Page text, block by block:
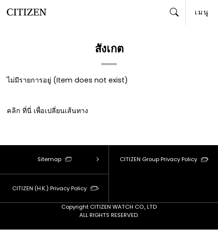
เมนู
สังเกต
ไม่มีรายการอยู่ (Item does not exist)
คลิก ที่นี่ เพื่อเปลี่ยนเส้นทาง
Sitemap CITIZEN Group Privacy Policy
CITIZEN (H.K.) Privacy Policy
Copyright CITIZEN WATCH CO., LTD
ALL RIGHTS RESERVED.